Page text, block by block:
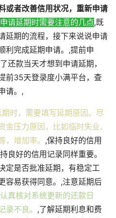
或者改善信用状况，重新申请
申请延期时需要注意的几点,既
延期的流程，接下来说说申请
利完成延期申请。,提前申
还款当天才想到申请延期，
前35天登录度小满平台，查
请。,
期时，需要填写延期原因。尽
压力原因，比如临时失业、
，增加率。 ,保持良好的信用
良好的信用记录同样重要。
定是否批准延期，有稳定工
容易获得同意。,注意延期后
真核对系统更新的还款日
录不良。 ,了解延期利息和费